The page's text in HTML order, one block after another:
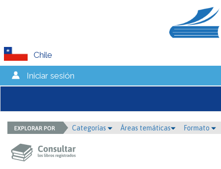
Chile
Iniciar sesión
Categorías Áreas temáticas Formato